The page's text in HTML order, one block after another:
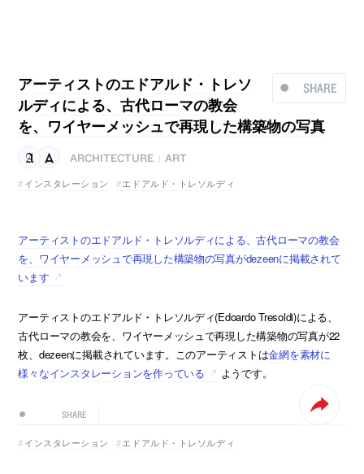
SHARE
アーティストのエドアルド・トレソ
ルディによる、古代ローマの教会
を、ワイヤーメッシュで再現した構築物の写真
ARCHITECTURE
ART
インスタレーション
エドアルド・トレソルディ
アーティストのエドアルド・トレソルディによる、古代ローマの教会
を、ワイヤーメッシュで再現した構築物の写真がdezeenに掲載されて
います
アーティストのエドアルド・トレソルディ(Edoardo Tresoldi)による、
古代ローマの教会を、ワイヤーメッシュで再現した構築物の写真が22
枚、dezeenに掲載されています。このアーティストは金網を素材に
様々なインスタレーションを作っている
ようです。
SHARE
インスタレーション エドアルド・トレソルディ